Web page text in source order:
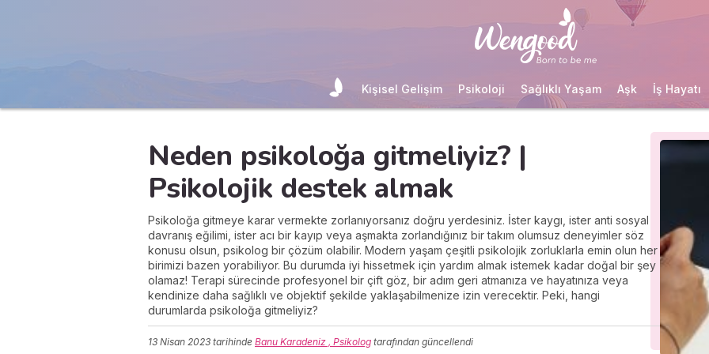
Kişisel Gelişim Psikoloji Sağlıklı Yaşam Aşk İş Hayatı
Neden psikoloğa gitmeliyiz? |
Psikolojik destek almak
Psikoloğa gitmeye karar vermekte zorlanıyorsanız doğru yerdesiniz. İster kaygı, ister anti sosyal
davranış eğilimi, ister acı bir kayıp veya aşmakta zorlandığınız bir takım olumsuz deneyimler söz
konusu olsun, psikolog bir çözüm olabilir. Modern yaşam çeşitli psikolojik zorluklarla emin olun her
birimizi bazen yorabiliyor. Bu durumda iyi hissetmek için yardım almak istemek kadar doğal bir şey
olamaz! Terapi sürecinde profesyonel bir çift göz, bir adım geri atmanıza ve hayatınıza veya
kendinize daha sağlıklı ve objektif şekilde yaklaşabilmenize izin verecektir. Peki, hangi
durumlarda psikoloğa gitmeliyiz?
13 Nisan 2023 tarihinde Banu Karadeniz , Psikolog tarafından güncellendi